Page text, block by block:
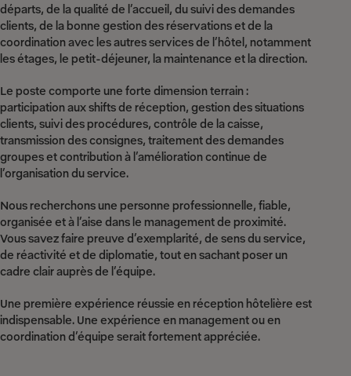
départs, de la qualité de l’accueil, du suivi des demandes
clients, de la bonne gestion des réservations et de la
coordination avec les autres services de l’hôtel, notamment
les étages, le petit-déjeuner, la maintenance et la direction.
Le poste comporte une forte dimension terrain :
participation aux shifts de réception, gestion des situations
clients, suivi des procédures, contrôle de la caisse,
transmission des consignes, traitement des demandes
groupes et contribution à l’amélioration continue de
l’organisation du service.
Nous recherchons une personne professionnelle, fiable,
organisée et à l’aise dans le management de proximité.
Vous savez faire preuve d’exemplarité, de sens du service,
de réactivité et de diplomatie, tout en sachant poser un
cadre clair auprès de l’équipe.
Une première expérience réussie en réception hôtelière est
indispensable. Une expérience en management ou en
coordination d’équipe serait fortement appréciée.